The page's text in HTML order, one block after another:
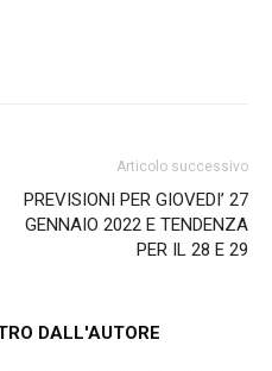
Articolo successivo
PREVISIONI PER GIOVEDI’ 27
GENNAIO 2022 E TENDENZA
PER IL 28 E 29
DALL'AUTORE